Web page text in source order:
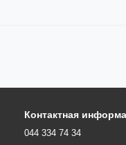
Контактная
044 334 74 34